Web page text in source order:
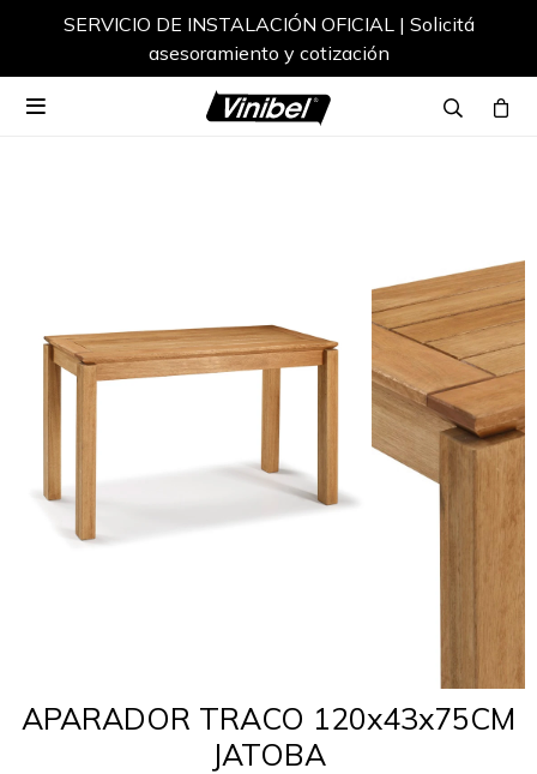
SERVICIO DE INSTALACIÓN OFICIAL | Solicitá
asesoramiento y cotización

APARADOR TRACO 120x43x75CM
JATOBA